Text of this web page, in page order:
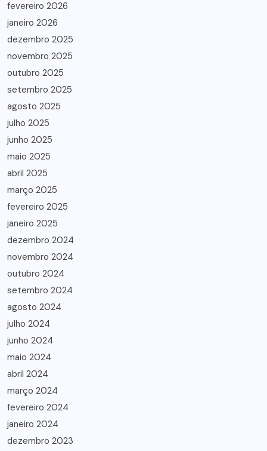
fevereiro 2026
janeiro 2026
dezembro 2025
novembro 2025
outubro 2025
setembro 2025
agosto 2025
julho 2025
junho 2025
maio 2025
abril 2025
março 2025
fevereiro 2025
janeiro 2025
dezembro 2024
novembro 2024
outubro 2024
setembro 2024
agosto 2024
julho 2024
junho 2024
maio 2024
abril 2024
março 2024
fevereiro 2024
janeiro 2024
dezembro 2023